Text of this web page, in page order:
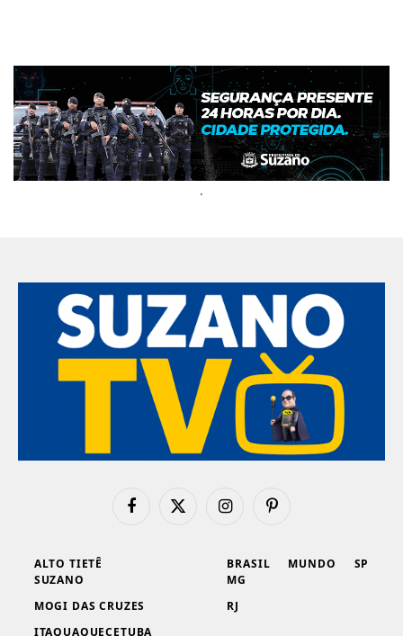
.
FacebookX
InstagramPinterest
ALTO TIETÊ
SUZANO
MOGI DAS CRUZES
ITAQUAQUECETUBA
BRASIL
MG
RJ
MUNDO SP